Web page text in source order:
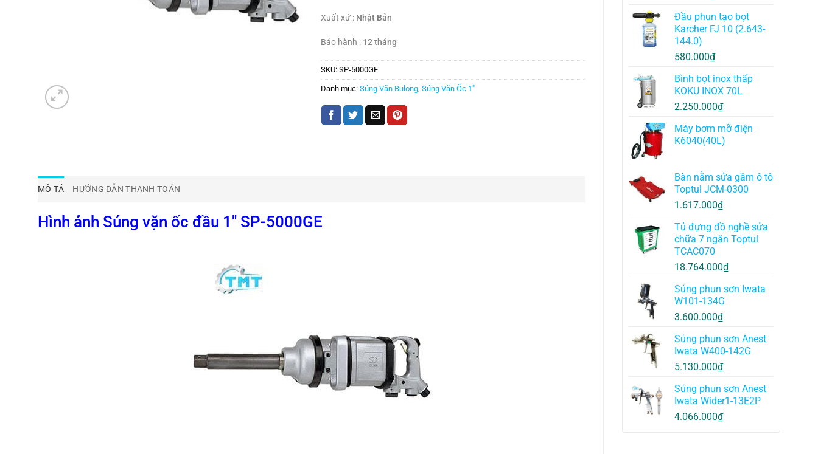
Đầu phun tạo bọt
Karcher FJ 10 (2.643-
144.0)
580.000₫
Bình bọt inox thấp
KOKU INOX 70L
2.250.000₫
Máy bơm mỡ điện
K6040(40L)
Bàn nằm sửa gầm ô tô
Toptul JCM-0300
1.617.000₫
Tủ đựng đồ nghề sửa
chữa 7 ngăn Toptul
TCAC070
18.764.000₫
Súng phun sơn Iwata
W101-134G
3.600.000₫
Súng phun sơn Anest
Iwata W400-142G
5.130.000₫
Súng phun sơn Anest
Iwata Wider1-13E2P
4.066.000₫
Xuất xứ : Nhật Bản
Bảo hành :12 tháng
SKU: SP-5000GE
Danh mục: Súng Vặn Bulong, Súng Vặn Ốc 1"
MÔ TẢ HƯỚNG DẪN THANH TOÁN
Hình ảnh Súng vặn ốc đầu 1″ SP-5000GE